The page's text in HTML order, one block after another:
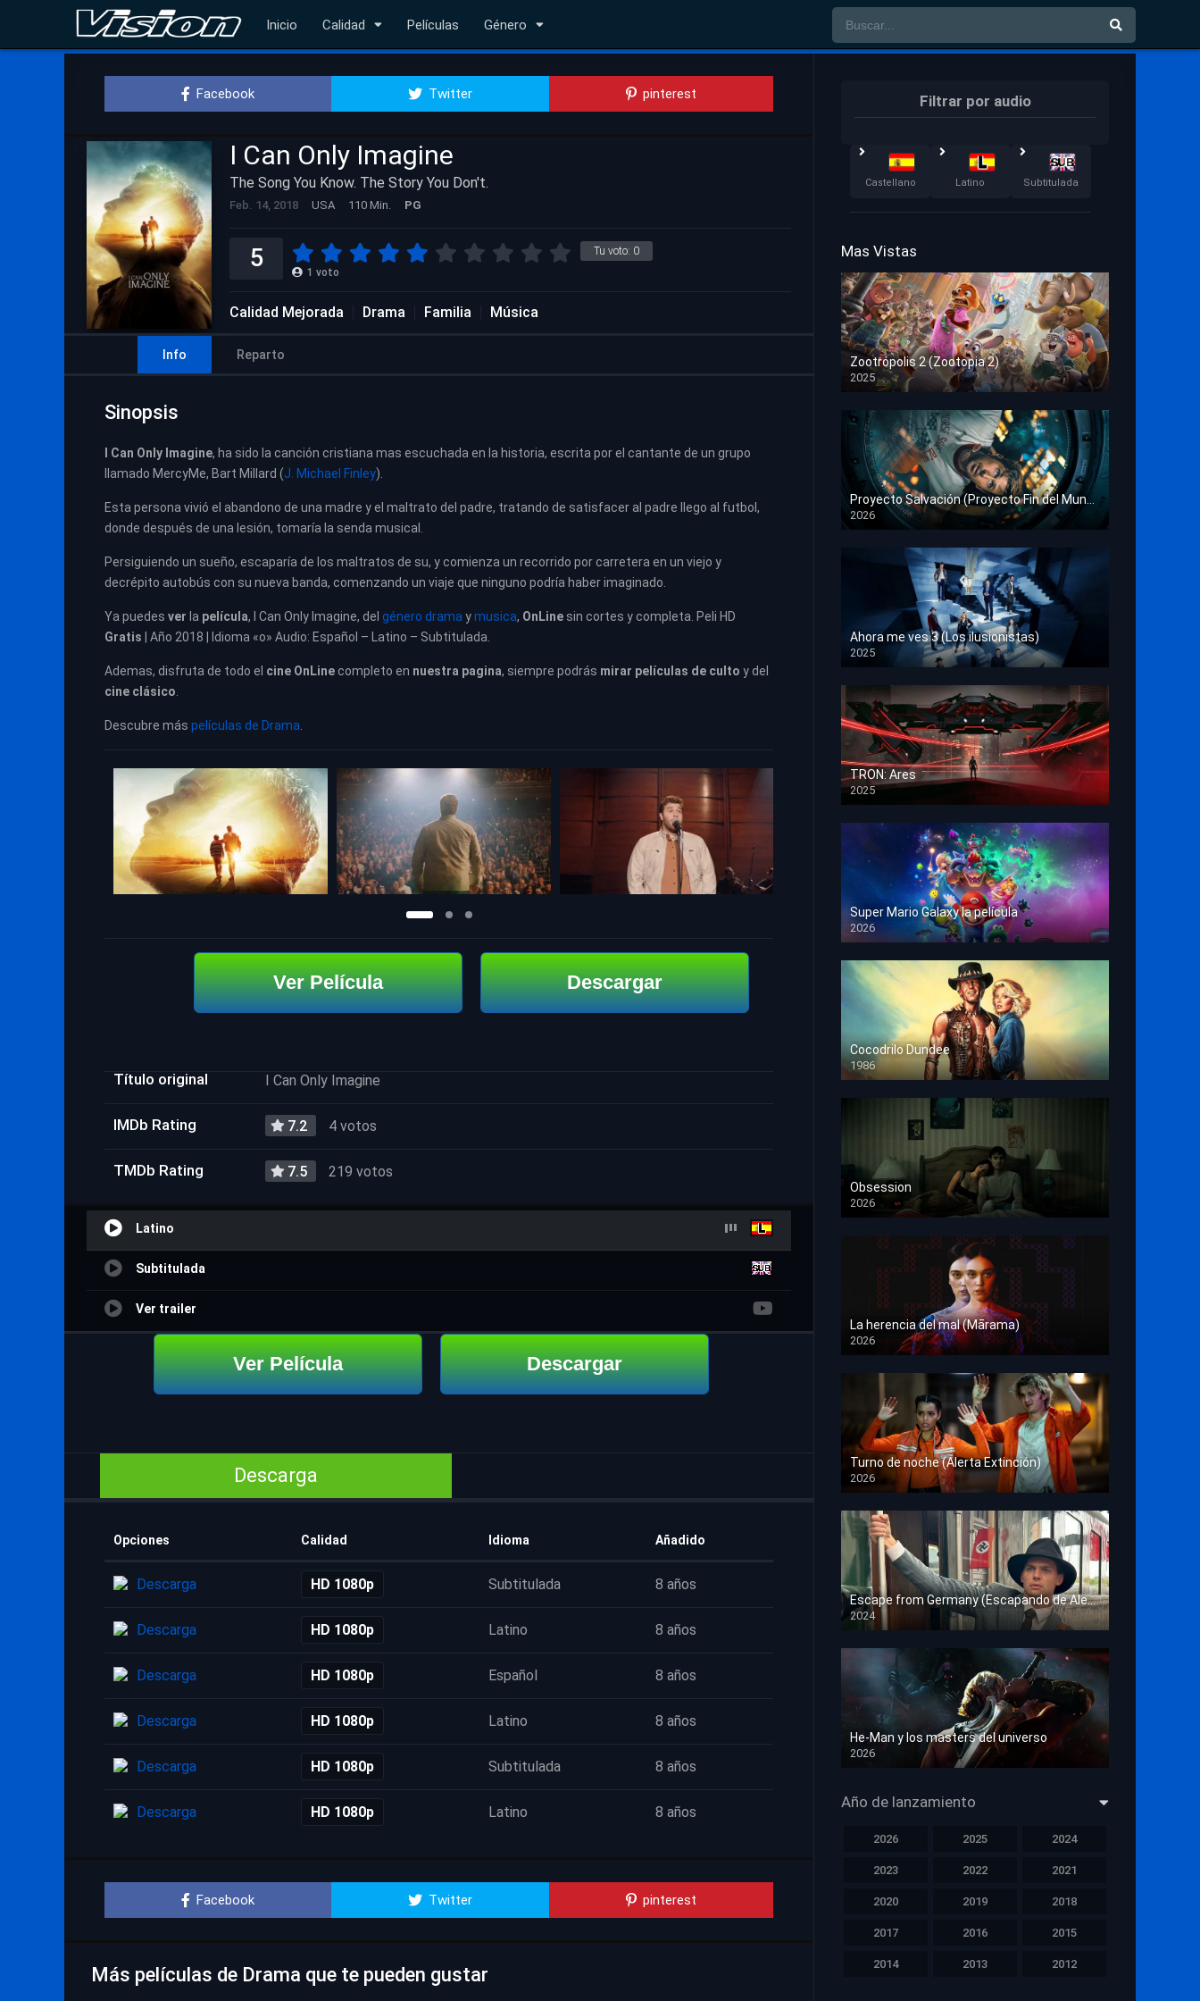
Inicio Calidad Películas Género
Facebook Twitter pinterest
I Can Only Imagine
The Song You Know. The Story You Don't.
Feb. 14, 2018 USA 110 Min. PG
Tu voto: 0
5 1 voto
Calidad Mejorada Drama Familia Música
Info Reparto
Sinopsis
I Can Only Imagine, ha sido la canción cristiana mas escuchada en la historia, escrita por el cantante de un grupo
llamado MercyMe, Bart Millard (J. Michael Finley).
Esta persona vivió el abandono de una madre y el maltrato del padre, tratando de satisfacer al padre llego al futbol,
donde después de una lesión, tomaría la senda musical.
Persiguiendo un sueño, escaparía de los maltratos de su, y comienza un recorrido por carretera en un viejo y
decrépito autobús con su nueva banda, comenzando un viaje que ninguno podría haber imaginado
Ya puedes ver la película, I Can Only Imagine, del género drama ymusica, OnLine sin cortes y completa. Peli HD
Gratis | Año 2018 | Idioma «o» Audio: Español – Latino – Subtitulada.
Ademas, disfruta de todo el cine OnLinecompleto en nuestra pagina, siempre podrás mirar películas de culto y del
cine clásico
Descubre más películas de Drama
Ver Película Descargar
Título original I Can Only Imagine
IMDb Rating 7.2 4 votos
TMDb Rating 7.5 219 votos
Latino
Subtitulada
Ver trailer
Ver Película Descargar
Descarga
Opciones Calidad Idioma Añadido
Descarga HD 1080p Subtitulada 8 años
Descarga HD 1080p Latino 8 años
Descarga HD 1080p Español 8 años
Descarga HD 1080p Latino 8 años
Descarga HD 1080p Subtitulada 8 años
Descarga HD 1080p Latino 8 años
Facebook Twitter pinterest
Más películas de Drama que te pueden gustar
Filtrar por audio
Castellano Latino Subtitulada
Mas Vistas
Zootrópolis 2 (Zootopia 2)
2025
HD 1080p
Proyecto Salvación (Proyecto Fin del Mundo)
2026
HD 1080p
Ahora me ves 3 (Los ilusionistas)
2025
HD 1080p
TRON: Ares
2025
HD 1080p
Super Mario Galaxy la película
2026
HD 1080p
Cocodrilo Dundee
1986
HD 1080p
Obsession
2026
HD 1080p
La herencia del mal (Mārama)
2026
HD 1080p
Turno de noche (Alerta Extinción)
2026
HD 1080p
Escape from Germany (Escapando de Alemania)
2024
HD 1080p
He-Man y los masters del universo
2026
HD 1080p
Año de lanzamiento
2026 2025 2024
2023 2022 2021
2020 2019 2018
2017 2016 2015
2014 2013 2012